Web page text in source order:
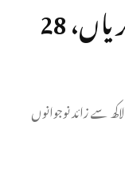
اتر پردیش: 32 ہزار نوکریاں، 28
اتر پردیش میں 32 ہزار اسامیوں کے لیے 28 لاکھ سے زائد نوجوانوں